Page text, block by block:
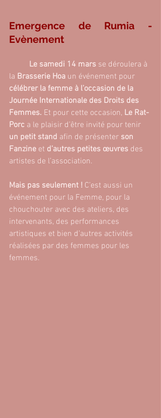
Emergence de Rumia -
Evènement
Le samedi 14 mars se déroulera à
la Brasserie Hoa un événement pour
célébrer la femme à l’occasion de la
Journée Internationale des Droits des
Femmes. Et pour cette occasion, Le Rat-
Porc a le plaisir d’être invité pour tenir
un petit stand afin de présenter son
Fanzine et d’autres petites œuvres des
artistes de l’association.
Mais pas seulement ! C’est aussi un
événement pour la Femme, pour la
chouchouter avec des ateliers, des
intervenants, des performances
artistiques et bien d’autres activités
réalisées par des femmes pour les
femmes.